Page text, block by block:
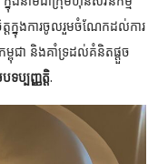
ត្តក្នុងការចូលរួមចំណែកដល់ការ
ពុជា និងគាំទ្រដល់គំនិតផ្តួច
ប្បញ្ញត្តិ.